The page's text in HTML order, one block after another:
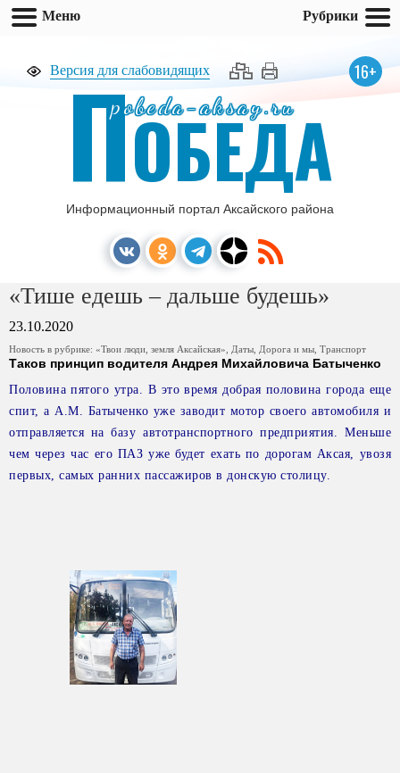
Версия для слабовидящих 16+
pobeda-aksay.ru
ПОБЕДА
Информационный портал Аксайского района
«Тише едешь – дальше будешь»
23.10.2020
Новость в рубрике: «Твои люди, земля Аксайская» Даты Дорога и мы Транспорт
Таков принцип водителя Андрея Михайловича Батыченко
Половина пятого утра. В это время добрая половина города еще
спит, а А.М. Батыченко уже заводит мотор своего автомобиля и
отправляется на базу автотранспортного предприятия. Меньше
чем через час его ПАЗ уже будет ехать по дорогам Аксая, увозя
первых, самых ранних пассажиров в донскую столицу.
Меню Рубрики